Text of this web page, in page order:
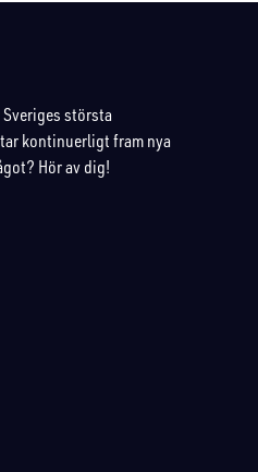
största
kontinuerligt fram nya
Hör av dig!